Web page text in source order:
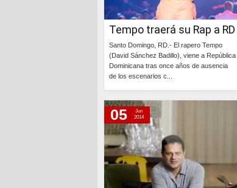
Tempo traerá su Rap a RD
Santo Domingo, RD.- El rapero Tempo
(David Sánchez Badillo), viene a República
Dominicana tras once años de ausencia
de los escenarios c...
05
Jun
2014